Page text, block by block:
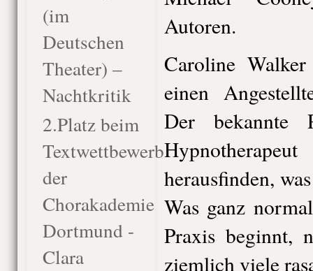
(im
Deutschen
Theater) –
Nachtkritik
2.Platz beim
Textwettbewerb
der
Chorakademie
Dortmund -
Clara
Autoren.
Caroline
einen
Der bekannte
herausfinden,
Was ganz
Praxis beginnt,
ziemlich viele